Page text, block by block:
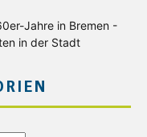
Jahre in Bremen -
in der Stadt